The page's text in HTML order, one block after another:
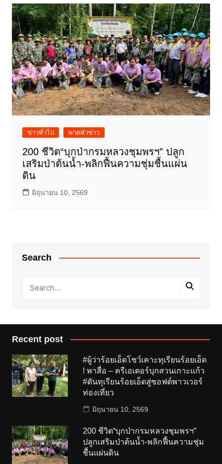
ข่าวทั่วไป พาดหัวข่าว
200 ชีวิต“บุกป่ากรมหลวงชุมพรฯ” ปลูก
เสริมป่าต้นน้ำ-พลิกฟื้นความชุ่มชื้นแผ่น
ดิน
มิถุนายน 10, 2569
Search
Recent post
#ผู้ว่าร้อยเอ็ดโชว์เคาะทุเรียนร้อยเอ็ด
! พาสื่อ – ครีเอเตอร์บุกสวนเกาะแก้ว
#ดันทุเรียนร้อยเอ็ดสู่ซอฟต์พาวเวอร์
ท่องเที่ยว
มิถุนายน 10, 2569
200 ชีวิต“บุกป่ากรมหลวงชุมพรฯ”
ปลูกเสริมป่าต้นน้ำ-พลิกฟื้นความชุ่ม
ชื้นแผ่นดิน